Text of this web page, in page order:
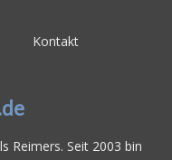
Kontakt
Reimers. Seit 2003 bin